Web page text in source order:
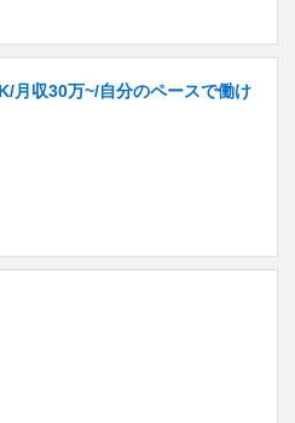
月収30万~/自分のペースで働け